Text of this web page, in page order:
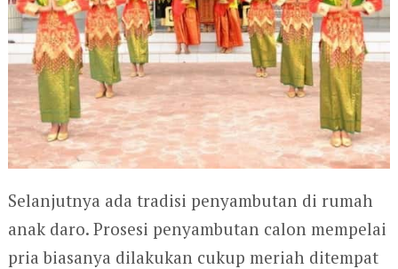
Selanjutnya ada tradisi penyambutan di rumah
anak daro. Prosesi penyambutan calon mempelai
pria biasanya dilakukan cukup meriah ditempat